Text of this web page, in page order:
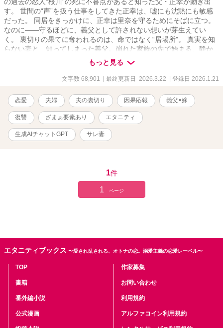
す。 世間の“声”を扱う仕事をしてきた正幸は、嘘にも沈黙にも敏感
だった。 同居をきっかけに、正幸は里奈を守るためにそばに立つ。
なのに――守るほどに、義父として許されない想いが芽生えてい
く。 裏切りの果てに奪われるのは、命ではなく“居場所”。 真実を知
らない妻と、知ってしまった義父。崩れた家族の先で始まる、静か
もっと見る
文字数 68,901 | 最終更新日 2026.3.22 | 登録日 2026.1.21
恋愛 夫婦 夫の裏切り 因果応報 義父×嫁
復讐 ざまぁ要素あり エタニティ
生成AIチャットGPT サレ妻
1件
1 ページ
エタニティブックス 〜愛され乱される、オトナの恋。溺愛主義の恋愛レーベル〜
TOP
書籍
番外編小説
公式漫画
作家募集
お問い合わせ
利用規約
アルファコイン利用規約